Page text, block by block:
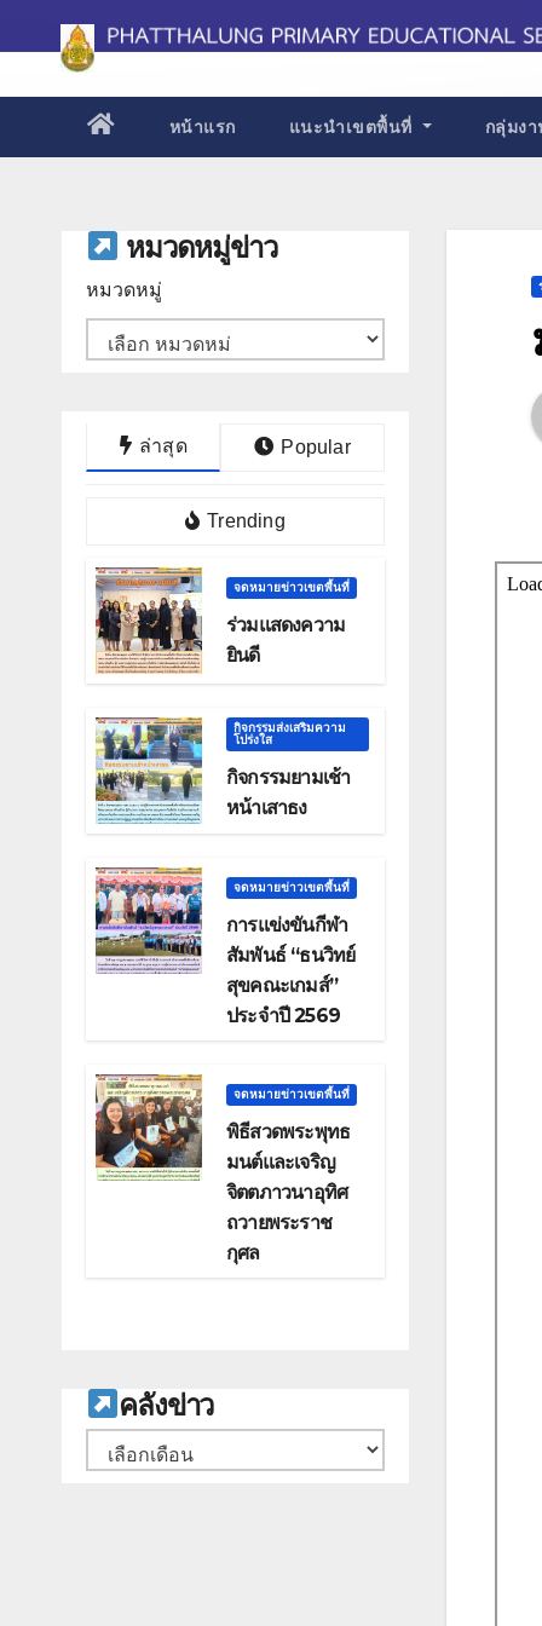
to
หน้าแรก แนะนำเขตพื้นที่ กลุ่มง
หมวดหมู่ข่าว
หมวดหมู่
ล่าสุด Popular
Trending
จดหมายข่าวเขตพื้นที่
ร่วมแสดงความ
ยินดี
กิจกรรมส่งเสริมความ
โปร่งใส
กิจกรรมยามเช้า
หน้าเสาธง
จดหมายข่าวเขตพื้นที่
การแข่งขันกีฬา
สัมพันธ์ “ธนวิทย์
สุขคณะเกมส์”
ประจำปี 2569
จดหมายข่าวเขตพื้นที่
พิธีสวดพระพุทธ
มนต์และเจริญ
จิตตภาวนาอุทิศ
ถวายพระราช
กุศล
คลังข่าว
คลัง